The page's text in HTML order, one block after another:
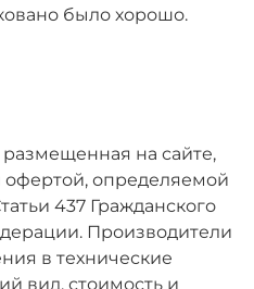
было хорошо.
на сайте,
офертой, определяемой
437 Гражданского
Производители
в технические
вид, стоимость и